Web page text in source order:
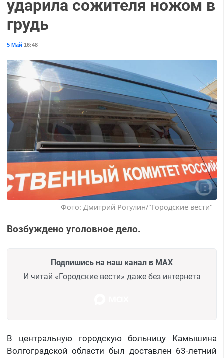
ударила сожителя ножом в
грудь
5 Май 16:48
Фото: Дмитрий Рогулин/"Городские вести"
Возбуждено уголовное дело.
Подпишись на наш канал в MAX
И читай «Городские вести» даже без интернета
В центральную городскую больницу Камышина
Волгоградской области был доставлен 63-летний